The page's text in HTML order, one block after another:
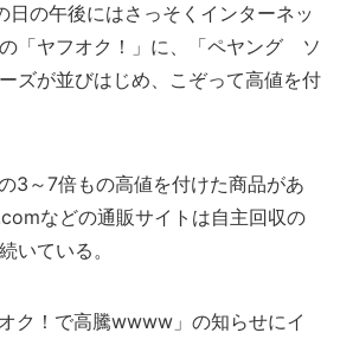
日の午後にはさっそくインターネッ
「ヤフオク！」に、「ペヤング ソ
ズが並びはじめ、こぞって高値を付
3～7倍もの高値を付けた商品があ
などの通販サイトは自主回収の
いている。
ク！で高騰wwww」の知らせにイ